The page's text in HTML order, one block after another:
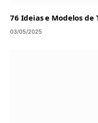
76 Ideias e Modelos de
03/05/2025